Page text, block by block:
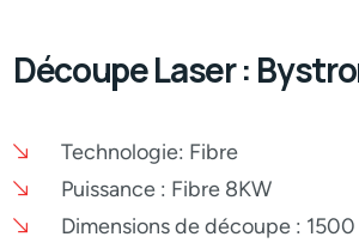
Découpe Laser :
Technologie: Fibre
Puissance : Fibre 8KW
Dimensions de découpe :